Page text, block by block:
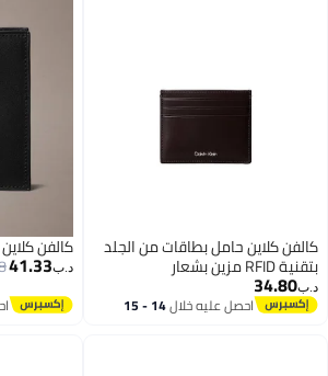
الجلد
14 - 15
كالفن كلاين محفظة ثلاثية الطي
د.ب‏41.33
59.58
احصل عليه خلال 14 - 15